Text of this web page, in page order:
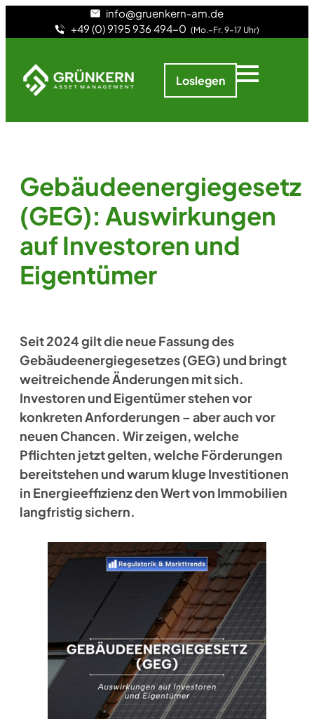
info@gruenkern-am.de
+49 (0) 9195 936 494-0 (Mo.–Fr. 9–17 Uhr)
Loslegen
Gebäudeenergiegesetz
(GEG): Auswirkungen
auf Investoren und
Eigentümer
Seit 2024 gilt die neue Fassung des
Gebäudeenergiegesetzes (GEG) und bringt
weitreichende Änderungen mit sich.
Investoren und Eigentümer stehen vor
konkreten Anforderungen – aber auch vor
neuen Chancen. Wir zeigen, welche
Pflichten jetzt gelten, welche Förderungen
bereitstehen und warum kluge Investitionen
in Energieeffizienz den Wert von Immobilien
langfristig sichern.